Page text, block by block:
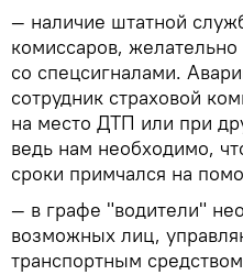
— наличие штатной
комиссаров,
со спецсигналами.
сотрудник страховой
на место ДТП или при
ведь нам необходимо,
сроки примчался на
— в графе "водители"
возможных лиц,
транспортным